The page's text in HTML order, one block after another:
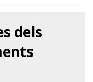
dels